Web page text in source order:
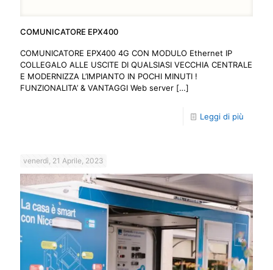
COMUNICATORE EPX400
COMUNICATORE EPX400 4G CON MODULO Ethernet IP
COLLEGALO ALLE USCITE DI QUALSIASI VECCHIA CENTRALE
E MODERNIZZA L’IMPIANTO IN POCHI MINUTI !
FUNZIONALITA’ & VANTAGGI Web server […]
Leggi di più
venerdì, 21 Aprile, 2023